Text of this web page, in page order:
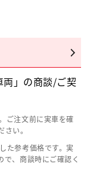
両」の商談/ご契
ご注文前に実車を確
い。
た参考価格です。実
、商談時にご確認く